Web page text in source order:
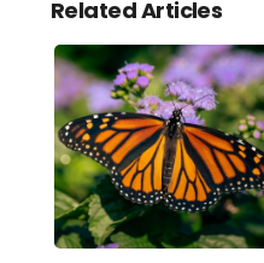
Related Articles